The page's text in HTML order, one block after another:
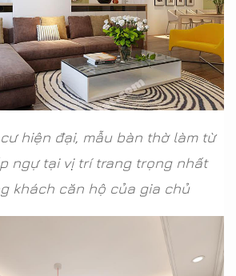
hiện đại, mẫu bàn thờ làm từ
ngự tại vị trí trang trọng nhất
khách căn hộ của gia chủ